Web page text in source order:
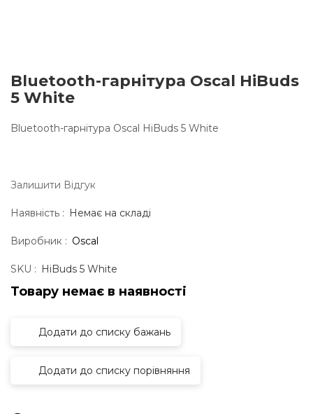
Bluetooth-гарнітура Oscal HiBuds
5 White
Bluetooth-гарнітура Oscal HiBuds 5 White
Залишити Вiдгук
Наявність : Немає на складі
Виробник : Oscal
SKU : HiBuds 5 White
Товару немає в наявностi
Додати до списку бажань
Додати до списку порівняння